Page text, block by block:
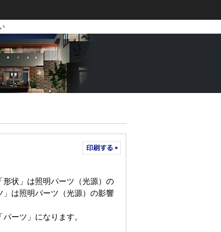
形状」は照明パーツ（光源）の
は照明パーツ（光源）の影響
ーツ」になります。